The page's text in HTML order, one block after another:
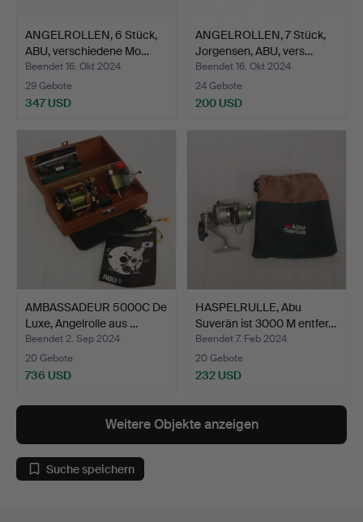
ANGELROLLEN, 6 Stück,
ABU, verschiedene Mo…
Beendet 16. Okt 2024
29 Gebote
347 USD
ANGELROLLEN, 7 Stück,
Jorgensen, ABU, vers…
Beendet 16. Okt 2024
24 Gebote
200 USD
AMBASSADEUR 5000C De
Luxe, Angelrolle aus …
Beendet 2. Sep 2024
20 Gebote
736 USD
HASPELRULLE, Abu
Suverän ist 3000 M entfer…
Beendet 7. Feb 2024
20 Gebote
232 USD
Weitere Objekte anzeigen
Suche speichern